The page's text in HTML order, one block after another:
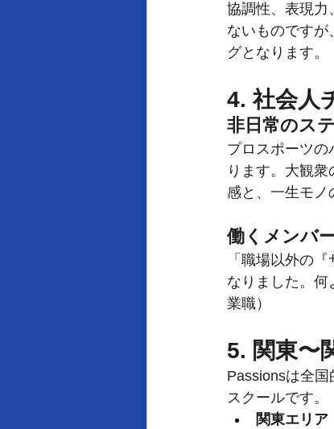
協調性、表現力
ないものですが
グとなります。
4. 社会人
非日常のス
プロスポーツの
ります。大観
感と、一生モノ
働くメンバ
「職場以外の
なりました。何
業職）
5. 関東〜
Passionsは全
スクールです。
関東エリア